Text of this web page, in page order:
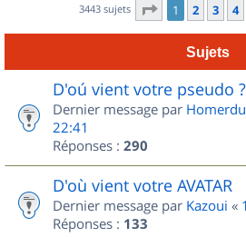
3443 sujets Page 1sur 115
1 2 3 4
Sujets
D'oú vient votre pseudo ?
Dernier message par
22:41
Réponses : 290
D'où vient votre AVATAR
Dernier message par Kazoui «
Réponses : 133